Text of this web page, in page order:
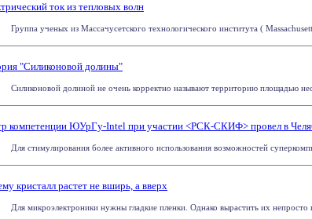
ток из тепловых волн
Группа ученых из Массачусетского технологического института (
"Силиконовой долины"
Силиконовой долиной не очень корректно называют территорию площадью
компетенции ЮУрГу-Intel при участии <РСК-СКИФ> провел в
Для стимулирования более активного использования возможностей
кристалл растет не вширь, а вверх
Для микроэлектроники нужны гладкие пленки. Однако вырастить их